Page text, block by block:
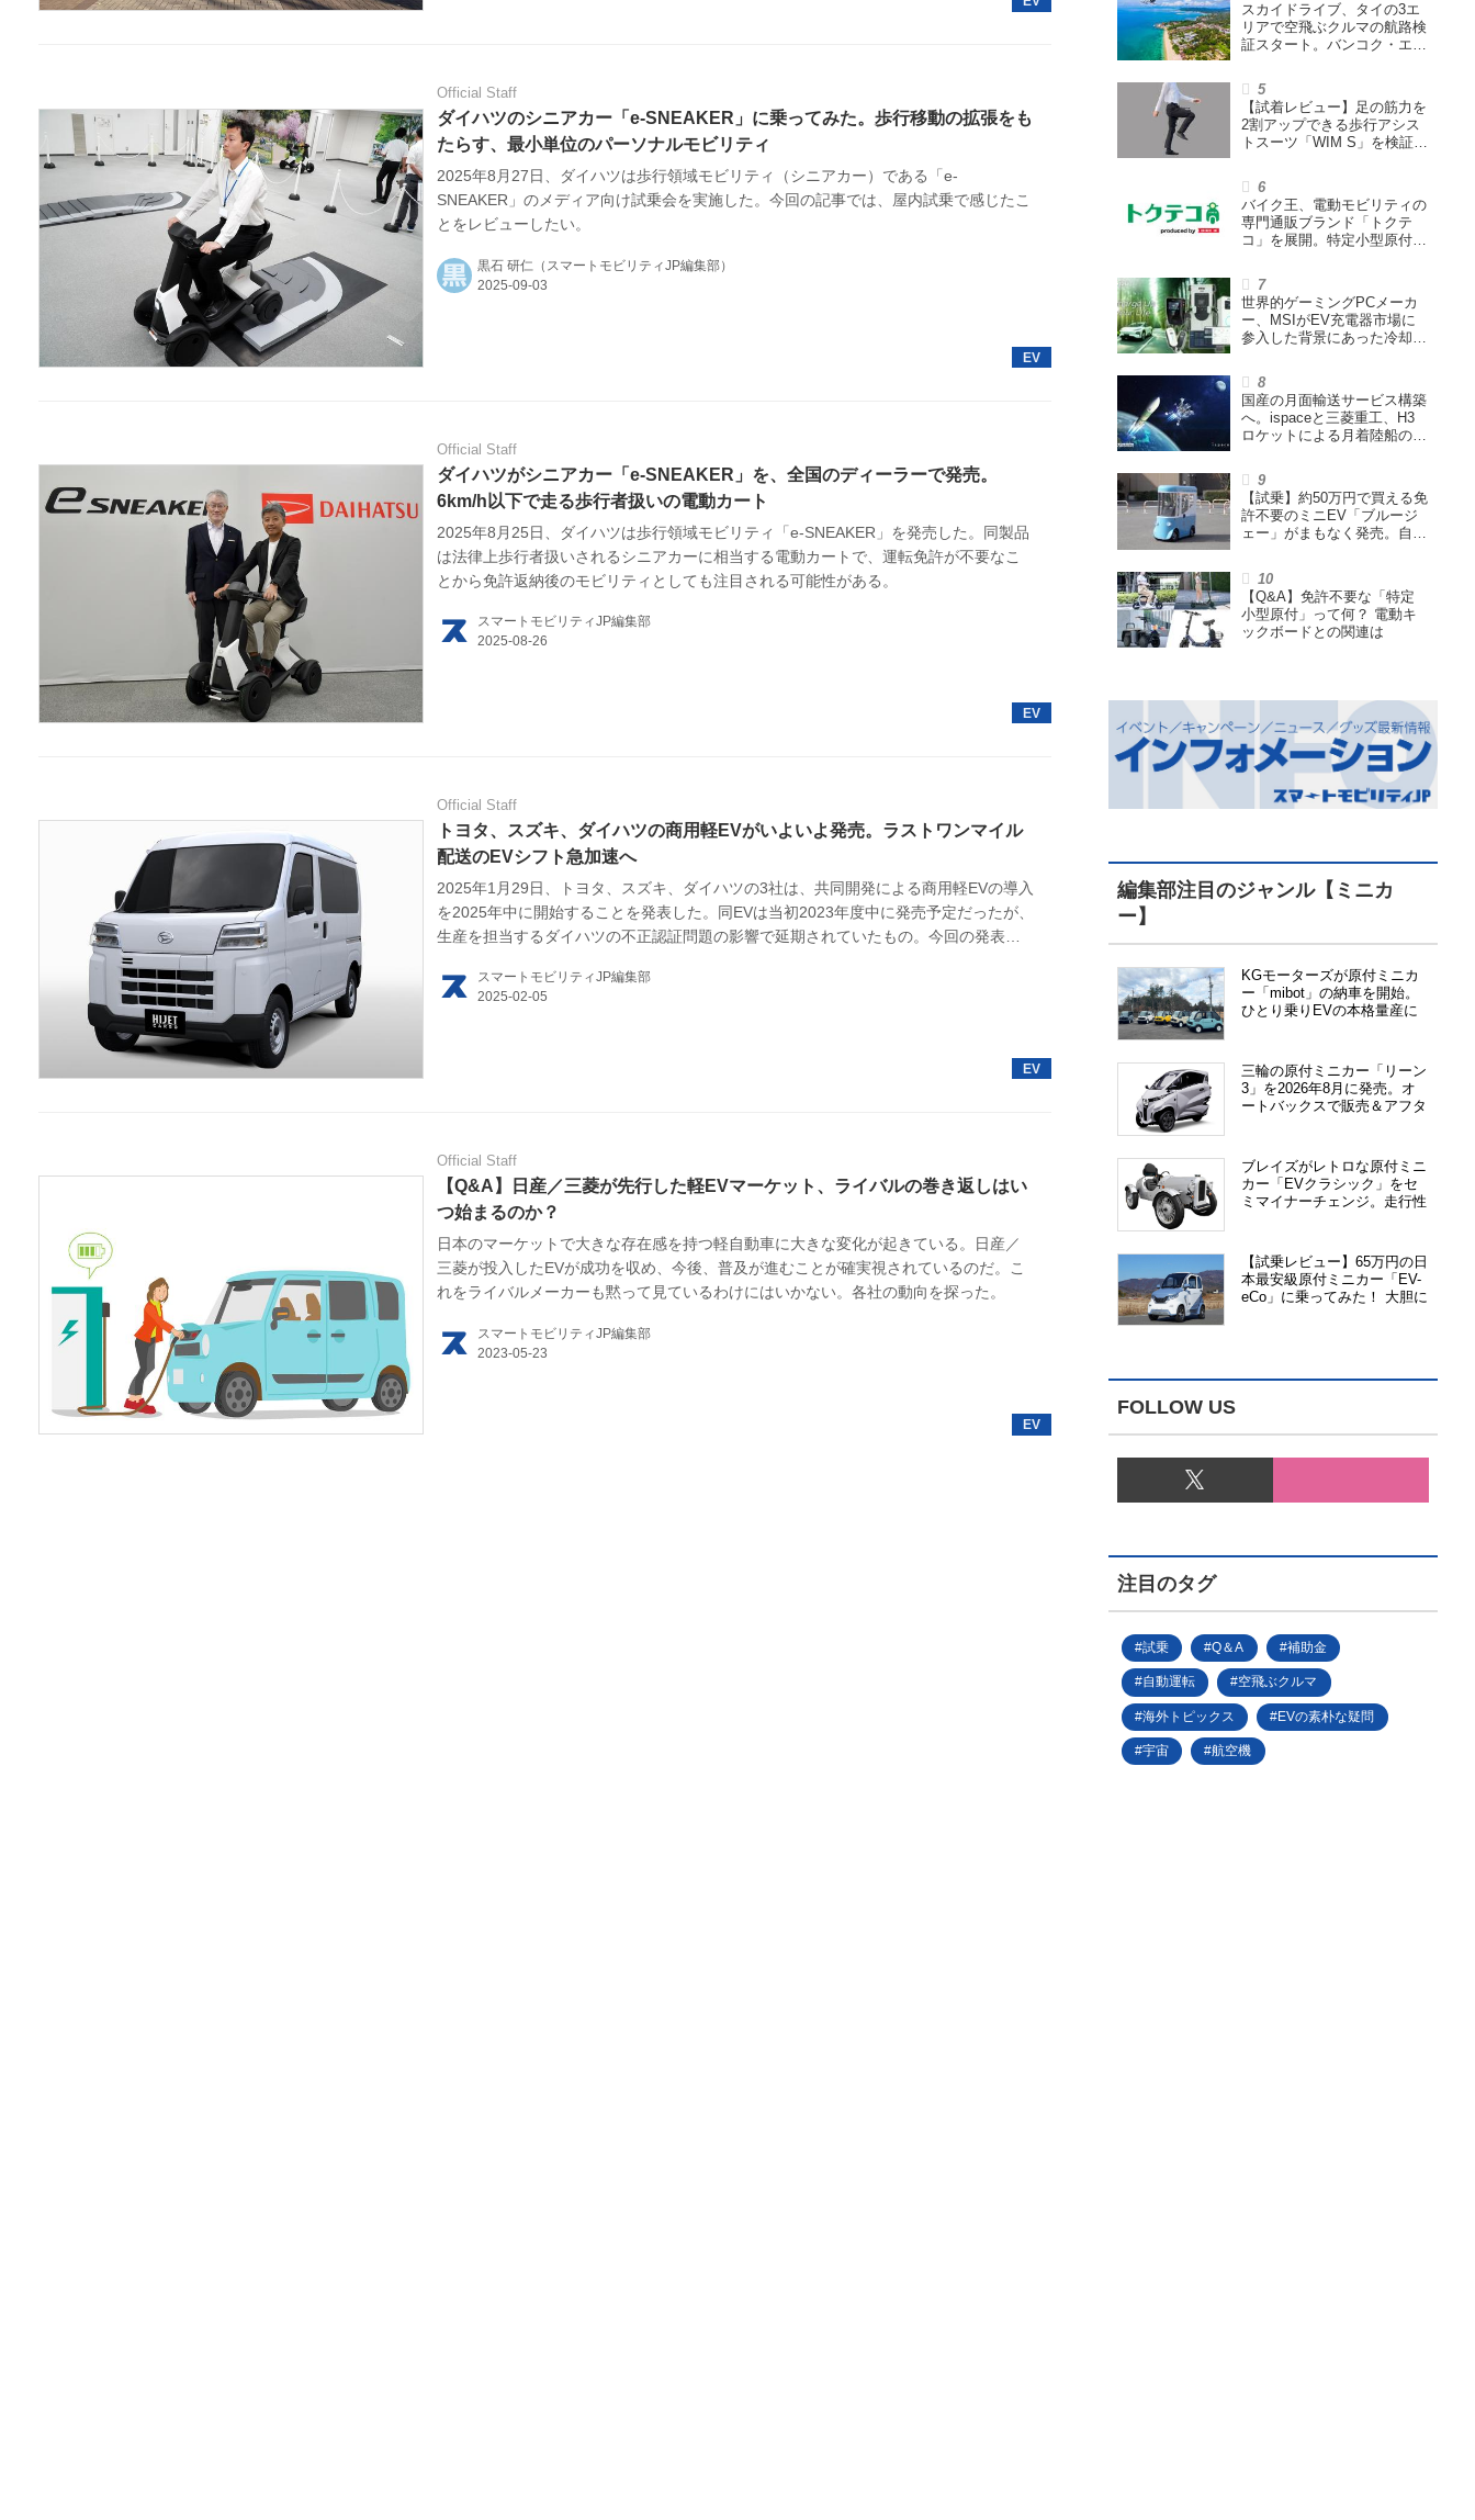
Official Staff
ダイハツのシニアカー「e-SNEAKER」に乗ってみた。歩行移動の拡張をも
たらす、最小単位のパーソナルモビリティ
2025年8月27日、ダイハツは歩行領域モビリティ（シニアカー）である「e-
SNEAKER」のメディア向け試乗会を実施した。今回の記事では、屋内試乗で感じたこ
とをレビューしたい。
黒石 研仁（スマートモビリティJP編集部）
Official Staff
ダイハツがシニアカー「e-SNEAKER」を、全国のディーラーで発売。
6km/h以下で走る歩行者扱いの電動カート
2025年8月25日、ダイハツは歩行領域モビリティ「e-SNEAKER」を発売した。同製品
は法律上歩行者扱いされるシニアカーに相当する電動カートで、運転免許が不要なこ
とから免許返納後のモビリティとしても注目される可能性がある。
スマートモビリティJP編集部
Official Staff
トヨタ、スズキ、ダイハツの商用軽EVがいよいよ発売。ラストワンマイル
配送のEVシフト急加速へ
2025年1月29日、トヨタ、スズキ、ダイハツの3社は、共同開発による商用軽EVの導入
を2025年中に開始することを発表した。同EVは当初2023年度中に発売予定だったが、
生産を担当するダイハツの不正認証問題の影響で延期されていたもの。今回の発表に
ト展示用のダイハツ仕様車）
スマートモビリティJP編集部
Official Staff
【Q&A】日産／三菱が先行した軽EVマーケット、ライバルの巻き返しはい
つ始まるのか？
日本のマーケットで大きな存在感を持つ軽自動車に大きな変化が起きている。日産／
三菱が投入したEVが成功を収め、今後、普及が進むことが確実視されているのだ。こ
れをライバルメーカーも黙って見ているわけにはいかない。各社の動向を探った。
スマートモビリティJP編集部
スカイドライブ、タイの3エ
リアで空飛ぶクルマの航路検
証スタート。バンコク・エア
指す
【試着レビュー】足の筋力を
2割アップできる歩行アシス
トスーツ「WIM S」を検証。
も言われる理由を探る
バイク王、電動モビリティの
専門通販ブランド「トクテ
コ」を展開。特定小型原付や
世界的ゲーミングPCメーカ
ー、MSIがEV充電器市場に
参入した背景にあった冷却技
回】
国産の月面輸送サービス構築
へ。ispaceと三菱重工、H3
ロケットによる月着陸船の打
結
【試乗】約50万円で買える免
許不要のミニEV「ブルージ
ェー」がまもなく発売。自転
展開
【Q&A】免許不要な「特定
小型原付」って何？ 電動キ
ックボードとの関連は
編集部注目のジャンル【ミニカ
ー】
KGモーターズが原付ミニカ
ー「mibot」の納車を開始。
ひとり乗りEVの本格量産に
三輪の原付ミニカー「リーン
3」を2026年8月に発売。オ
ートバックスで販売＆アフタ
ブレイズがレトロな原付ミニ
カー「EVクラシック」をセ
ミマイナーチェンジ。走行性
【試乗レビュー】65万円の日
本最安級原付ミニカー「EV-
eCo」に乗ってみた！ 大胆に
FOLLOW US
注目のタグ
試乗 Q＆A 補助金
自動運転 空飛ぶクルマ
海外トピックス EVの素朴な疑問
宇宙 航空機